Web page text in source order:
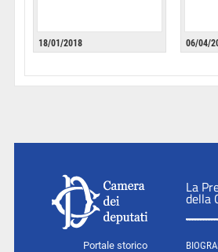
18/01/2018 06/04/
Portale storico
La
della